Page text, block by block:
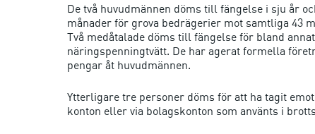
De två huvudmännen döms till fängelse i sju år
månader för grova bedrägerier mot samtliga 43
Två medåtalade döms till fängelse för bland
näringspenningtvätt. De har agerat formella
pengar åt huvudmännen.
Ytterligare tre personer döms för att ha tagit
konton eller via bolagskonton som använts i